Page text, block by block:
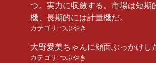
つ。実力に収斂する。市場は短期
機、長期的には計量機だ。
カテゴリ: つぶやき
大野愛美ちゃんに顔面ぶっかけし
カテゴリ: つぶやき